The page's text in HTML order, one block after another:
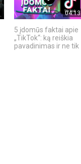
04:13
5 įdomūs faktai apie
„TikTok“: ką reiškia
pavadinimas ir ne tik